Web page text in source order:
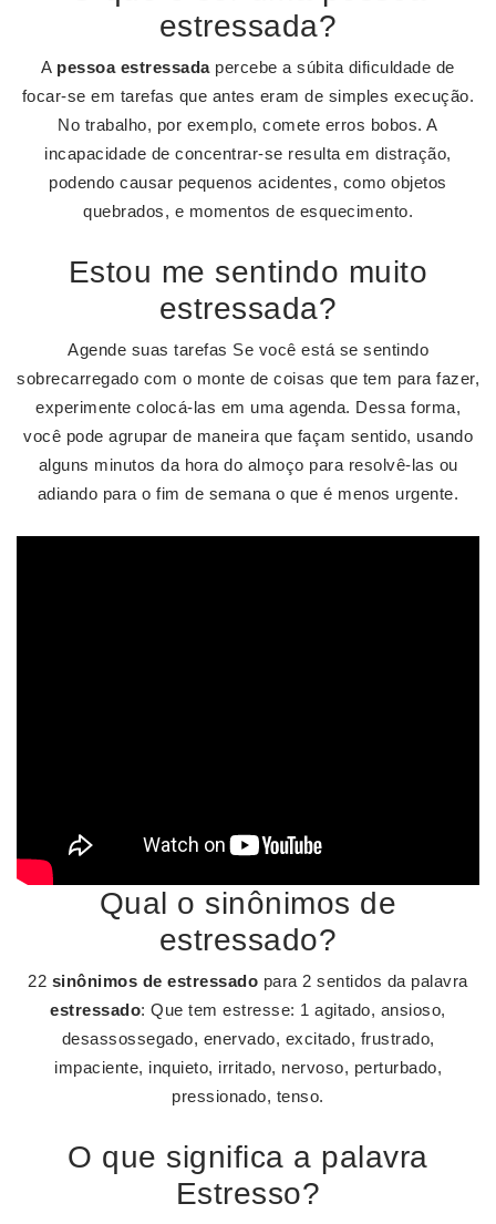
estressada?
A pessoa estressadapercebe a súbita dificuldade de
focar-se em tarefas que antes eram de simples execução.
No trabalho, por exemplo, comete erros bobos. A
incapacidade de concentrar-se resulta em distração,
podendo causar pequenos acidentes, como objetos
quebrados, e momentos de esquecimento.
Estou me sentindo muito
estressada?
Agende suas tarefas Se você está se sentindo
sobrecarregado com o monte de coisas que tem para fazer,
experimente colocá-las em uma agenda. Dessa forma,
você pode agrupar de maneira que façam sentido, usando
alguns minutos da hora do almoço para resolvê-las ou
adiando para o fim de semana o que é menos urgente.
Qual o sinônimos de
estressado?
22 sinônimos de estressado para 2 sentidos da palavra
estressado: Que tem estresse: 1 agitado, ansioso,
desassossegado, enervado, excitado, frustrado,
impaciente, inquieto, irritado, nervoso, perturbado,
pressionado, tenso.
O que significa a palavra
Estresso?